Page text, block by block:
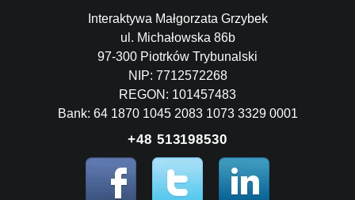
Interaktywa Małgorzata Grzybek
ul. Michałowska 86b
97-300 Piotrków Trybunalski
NIP: 7712572268
REGON: 101457483
Bank: 64 1870 1045 2083 1073 3329 0001
+48 513198530